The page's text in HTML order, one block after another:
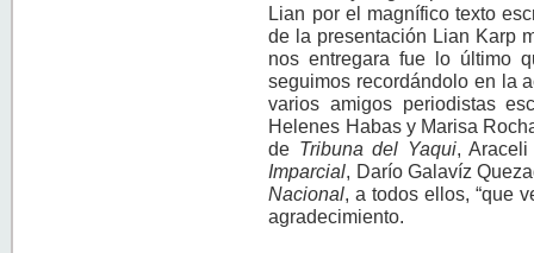
Lian por el magnífico texto
de la presentación Lian Karp
nos entregara fue lo último
seguimos recordándolo en la
varios amigos periodistas
Helenes Habas y Marisa
de Tribuna del Yaqui,
Imparcial, Darío Galavíz
Nacional, a todos ellos, “que
agradecimiento.